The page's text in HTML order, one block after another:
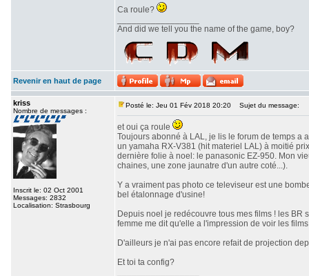
Ca roule?
And did we tell you the name of the game, boy?
Revenir en haut de page
kriss
Nombre de messages :
Inscrit le: 02 Oct 2001
Messages: 2832
Localisation: Strasbourg
Posté le: Jeu 01 Fév 2018 20:20 Sujet du message:
et oui ça roule
Toujours abonné à LAL, je lis le forum de temps a
un yamaha RX-V381 (hit materiel LAL) à moitié
dernière folie à noel: le panasonic EZ-950. Mon
chaines, une zone jaunatre d'un autre coté...).
Y a vraiment pas photo ce televiseur est une
bel étalonnage d'usine!
Depuis noel je redécouvre tous mes films ! les BR
femme me dit qu'elle a l'impression de voir les
D'ailleurs je n'ai pas encore refait de projection
Et toi ta config?